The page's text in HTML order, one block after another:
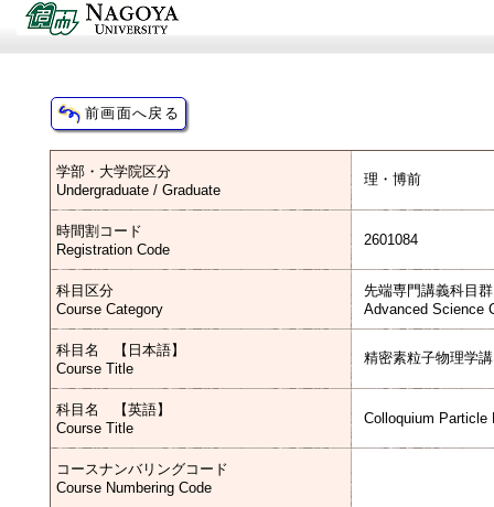
学部・大学院区分
Undergraduate / Graduate
理・博前
時間割コード
Registration Code
2601084
科目区分
Course Category
先端専門講義科目
Advanced Science
科目名 【日本語】
Course Title
精密素粒子物理学
科目名 【英語】
Course Title
Colloquium Particle
コースナンバリングコード
Course Numbering Code